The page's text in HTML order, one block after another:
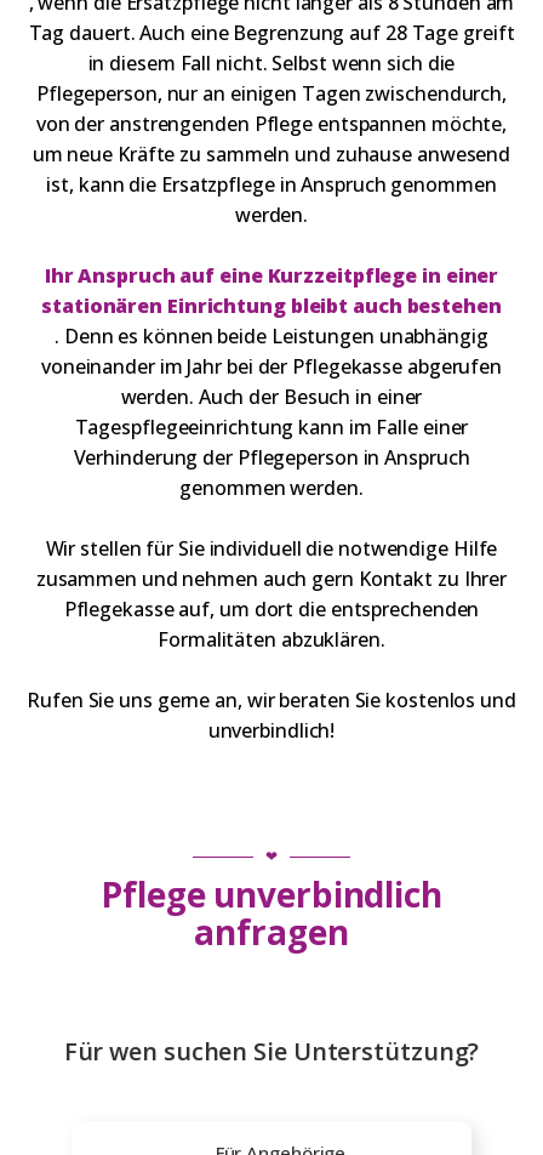
Tag dauert. Auch eine Begrenzung auf 28 Tage greift
in diesem Fall nicht. Selbst wenn sich die
Pflegeperson, nur an einigen Tagen zwischendurch,
von der anstrengenden Pflege entspannen möchte,
um neue Kräfte zu sammeln und zuhause anwesend
ist, kann die Ersatzpflege in Anspruch genommen
werden.
Ihr Anspruch auf eine Kurzzeitpflege in einer
stationären Einrichtung bleibt auch bestehen
. Denn es können beide Leistungen unabhängig
voneinander im Jahr bei der Pflegekasse abgerufen
werden. Auch der Besuch in einer
Tagespflegeeinrichtung kann im Falle einer
Verhinderung der Pflegeperson in Anspruch
genommen werden.
Wir stellen für Sie individuell die notwendige Hilfe
zusammen und nehmen auch gern Kontakt zu Ihrer
Pflegekasse auf, um dort die entsprechenden
Formalitäten abzuklären.
Rufen Sie uns gerne an, wir beraten Sie kostenlos und
unverbindlich!
❤
Pflege unverbindlich
anfragen
Für wen suchen Sie Unterstützung?